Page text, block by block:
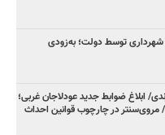
توسط دولت؛ به‌زودی
ابلاغ ضوابط جدید عودلاجان غربی؛
در چارچوب قوانین احداث